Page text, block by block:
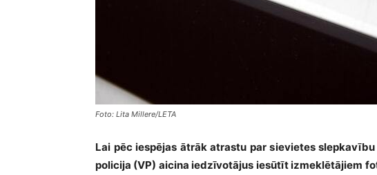
Foto: Lita Millere/LETA
Lai pēc iespējas ātrāk atrastu par sievietes
policija (VP) aicina iedzīvotājus iesūtīt izmeklētājiem